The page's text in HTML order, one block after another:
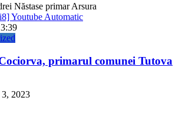
Năstase primar Arsura
primarul comunei Tutova
2023